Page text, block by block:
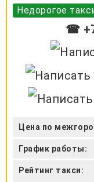
Недорогое
☎
Цена по
График работы:
Рейтинг такси: